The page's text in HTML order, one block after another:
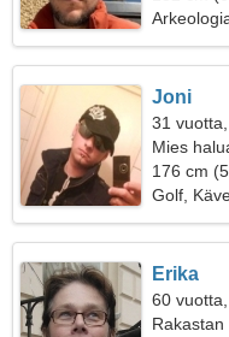
Joni
31
Mies
176 cm
Golf,
Erika
60